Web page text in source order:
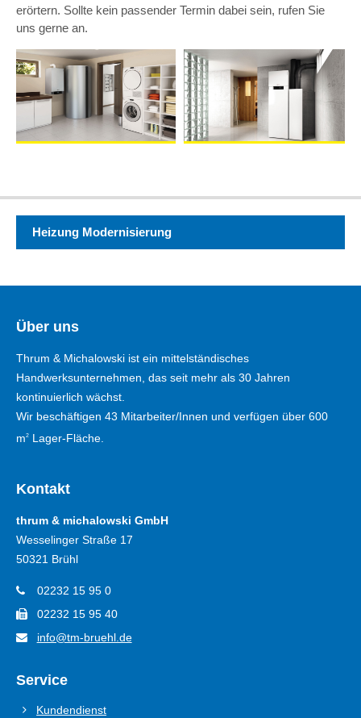
erörtern. Sollte kein passender Termin dabei sein, rufen Sie
uns gerne an.
Heizung Modernisierung
Über uns
Thrum & Michalowski ist ein mittelständisches
Handwerksunternehmen, das seit mehr als 30 Jahren
kontinuierlich wächst.
Wir beschäftigen 43 Mitarbeiter/Innen und verfügen über 600
m2 Lager-Fläche.
Kontakt
thrum & michalowski GmbH
Wesselinger Straße 17
50321 Brühl
02232 15 95 0
02232 15 95 40
info@tm-bruehl.de
Service
Kundendienst